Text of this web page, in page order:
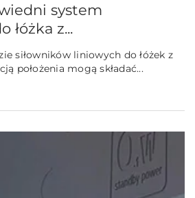
system
łóżka z...
siłowników liniowych do łóżek z
położenia mogą składać...